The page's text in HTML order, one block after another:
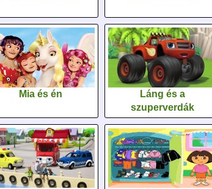
Mia és én
Láng és a
szuperverdák